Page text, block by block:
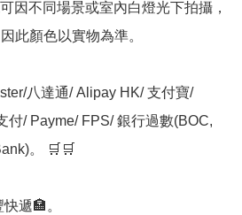
因不同場景或室內白燈光下拍攝，
此顏色以實物為準。
八達通/ Alipay HK/ 支付寶/
付/ Payme/ FPS/ 銀行過數(BOC,
。 🛒🛒
遞🏣。